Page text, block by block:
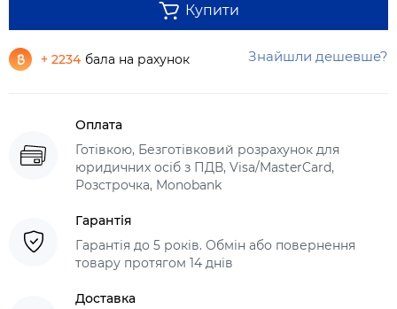
Купити
+ 2234 бала на рахунок Знайшли дешевше?
Оплата
Готівкою, Безготівковий розрахунок для
юридичних осіб з ПДВ, Visa/MasterCard,
Розстрочка, Monobank
Гарантія
Гарантія до 5 років. Обмін або повернення
товару протягом 14 днів
Доставка